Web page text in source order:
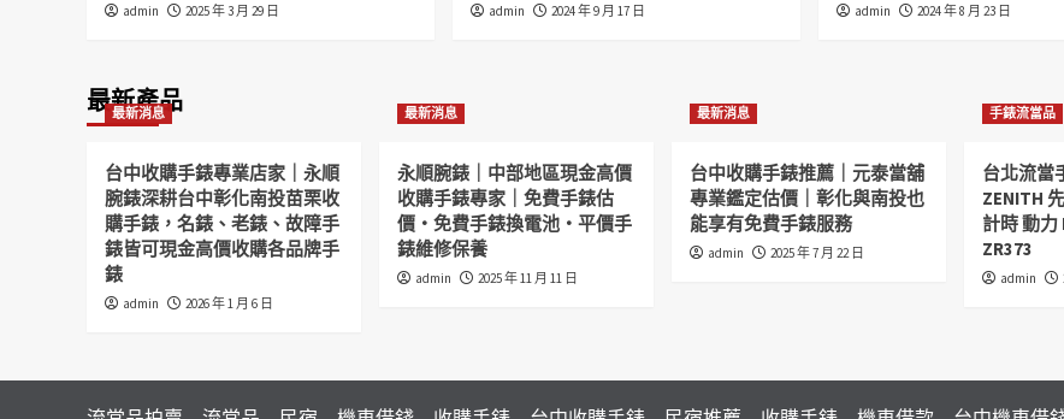
admin 2025 年 3 月 29 日 admin 2024 年 9 月 17 日 admin 2024 年 8 月 23 日
最新產品
最新消息
台中收購手錶專業店家｜永順
腕錶深耕台中彰化南投苗栗收
購手錶，名錶、老錶、故障手
錶皆可現金高價收購各品牌手
錶
admin 2026 年 1 月 6 日
最新消息
永順腕錶｜中部地區現金高價
收購手錶專家｜免費手錶估
價・免費手錶換電池・平價手
錶維修保養
admin 2025 年 11 月 11 日
最新消息
台中收購手錶推薦｜元泰當舖
專業鑑定估價｜彰化與南投也
能享有免費手錶服務
admin 2025 年 7 月 22 日
手錶流當品
台北流當
ZENITH
計時 動力
ZR373
admin